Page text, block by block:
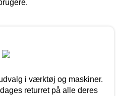
i værktøj og maskiner.
returret på alle deres